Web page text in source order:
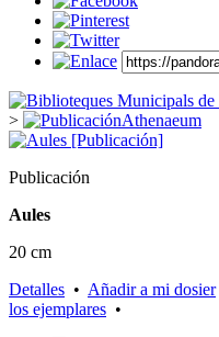
>
Athenaeum
Publicación
Aules
20 cm
Detalles • Añadir a mi dosier
los ejemplares •